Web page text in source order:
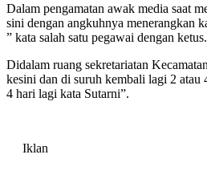
Dalam pengamatan awak media saat
sini dengan angkuhnya menerangkan
” kata salah satu pegawai dengan ketus.
Didalam ruang sekretariatan
kesini dan di suruh kembali lagi 2 atau
4 hari lagi kata Sutarni”.
Iklan